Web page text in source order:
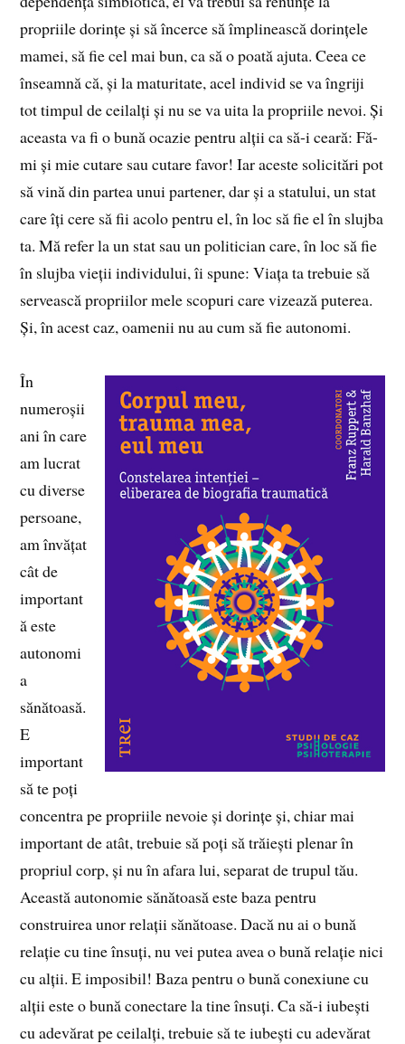
propriile dorințe și să încerce să împlinească dorințele
mamei, să fie cel mai bun, ca să o poată ajuta. Ceea ce
înseamnă că, și la maturitate, acel individ se va îngriji
tot timpul de ceilalți și nu se va uita la propriile nevoi. Și
aceasta va fi o bună ocazie pentru alții ca să-i ceară: Fă-
mi și mie cutare sau cutare favor! Iar aceste solicitări pot
să vină din partea unui partener, dar și a statului, un stat
care îți cere să fii acolo pentru el, în loc să fie el în slujba
ta. Mă refer la un stat sau un politician care, în loc să fie
în slujba vieții individului, îi spune: Viața ta trebuie să
servească propriilor mele scopuri care vizează puterea.
Și, în acest caz, oamenii nu au cum să fie autonomi.
În
numeroșii
ani în care
am lucrat
cu diverse
persoane,
am învățat
cât de
important
ă este
autonomi
a
sănătoasă.
E
important
să te poți
concentra pe propriile nevoie și dorințe și, chiar mai
important de atât, trebuie să poți să trăiești plenar în
propriul corp, și nu în afara lui, separat de trupul tău.
Această autonomie sănătoasă este baza pentru
construirea unor relații sănătoase. Dacă nu ai o bună
relație cu tine însuți, nu vei putea avea o bună relație nici
cu alții. E imposibil! Baza pentru o bună conexiune cu
alții este o bună conectare la tine însuți. Ca să-i iubești
cu adevărat pe ceilalți, trebuie să te iubești cu adevărat